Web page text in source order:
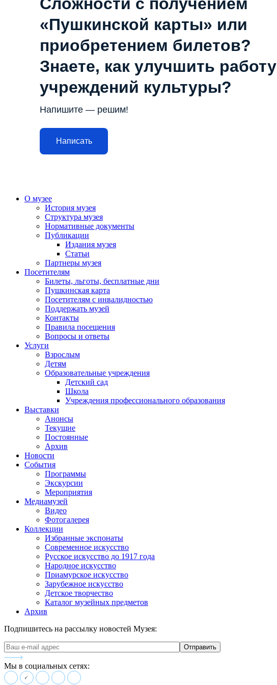
«Пушкинской карты» или
приобретением билетов?
Знаете, как улучшить работу
учреждений культуры?
Напишите — решим!
Написать
О музее
История музея
Структура музея
Нормативные документы
Публикации
Издания музея
Статьи
Партнеры музея
Посетителям
Билеты, льготы, бесплатные дни
Пушкинская карта
Посетителям с инвалидностью
Поддержать музей
Контакты
Правила посещения
Вопросы и ответы
Услуги
Взрослым
Детям
Образовательные учреждения
Детский сад
Школа
Учреждения профессионального образования
Выставки
Анонсы
Текущие
Постоянные
Архив
Новости
События
Программы
Экскурсии
Мероприятия
Медиамузей
Видео
Фотогалерея
Коллекции
Избранные экспонаты
Современное искусство
Русское искусство до 1917 года
Народное искусство
Приамурское искусство
Зарубежное искусство
Детское творчество
Каталог музейных предметов
Архив
Подпишитесь на рассылку новостей Музея:
Мы в социальных сетях: